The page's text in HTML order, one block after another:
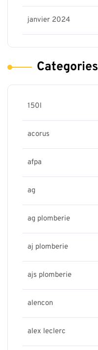
janvier 2024
Categories
150l
acorus
afpa
ag
ag plomberie
aj plomberie
ajs plomberie
alencon
alex leclerc